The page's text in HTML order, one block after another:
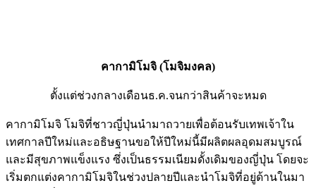
คากามิโมจิ (โมจิมงคล)
ตั้งแต่ช่วงกลางเดือนธ.ค.จนกว่าสินค้าจะหมด
คากามิโมจิ โมจิที่ชาวญี่ปุ่นนำมาถวายเพื่อต้อนรับเทพเจ้าใน
เทศกาลปีใหม่และอธิษฐานขอให้ปีใหม่นี้มีผลิตผลอุดมสมบูรณ์
และมีสุขภาพแข็งแรง ซึ่งเป็นธรรมเนียมดั้งเดิมของญี่ปุ่น โดยจะ
เริ่มตกแต่งคากามิโมจิในช่วงปลายปีและนำโมจิที่อยู่ด้านในมา